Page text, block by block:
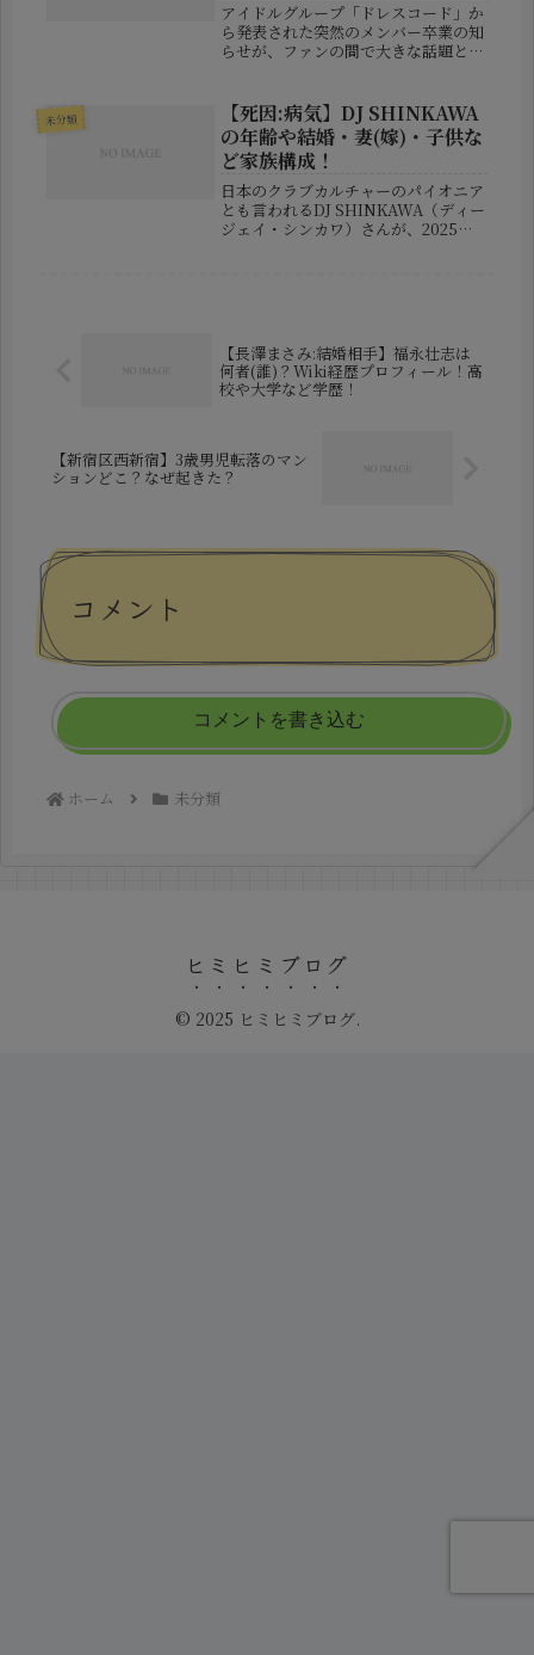
アイドルグループ「ドレスコード」か
ら発表された突然のメンバー卒業の知
らせが、ファンの間で大きな話題とな
5月24日をもってグループを卒業する
ことが発表されました。その理...
未分類
【死因:病気】DJ SHINKAWA
の年齢や結婚・妻(嫁)・子供な
ど家族構成！
日本のクラブカルチャーのパイオニア
とも言われるDJ SHINKAWA（ディー
ジェイ・シンカワ）さんが、2025年7
【長澤まさみ:結婚相手】福永壮志は
何者(誰)？Wiki経歴プロフィール！高
校や大学など学歴！
【新宿区西新宿】3歳男児転落のマン
ションどこ？なぜ起きた？
コメント
コメントを書き込む
ホーム 未分類
ヒミヒミブログ
© 2025 ヒミヒミブログ.